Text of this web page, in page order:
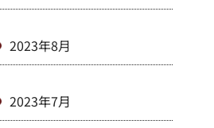
2023年8月
2023年7月